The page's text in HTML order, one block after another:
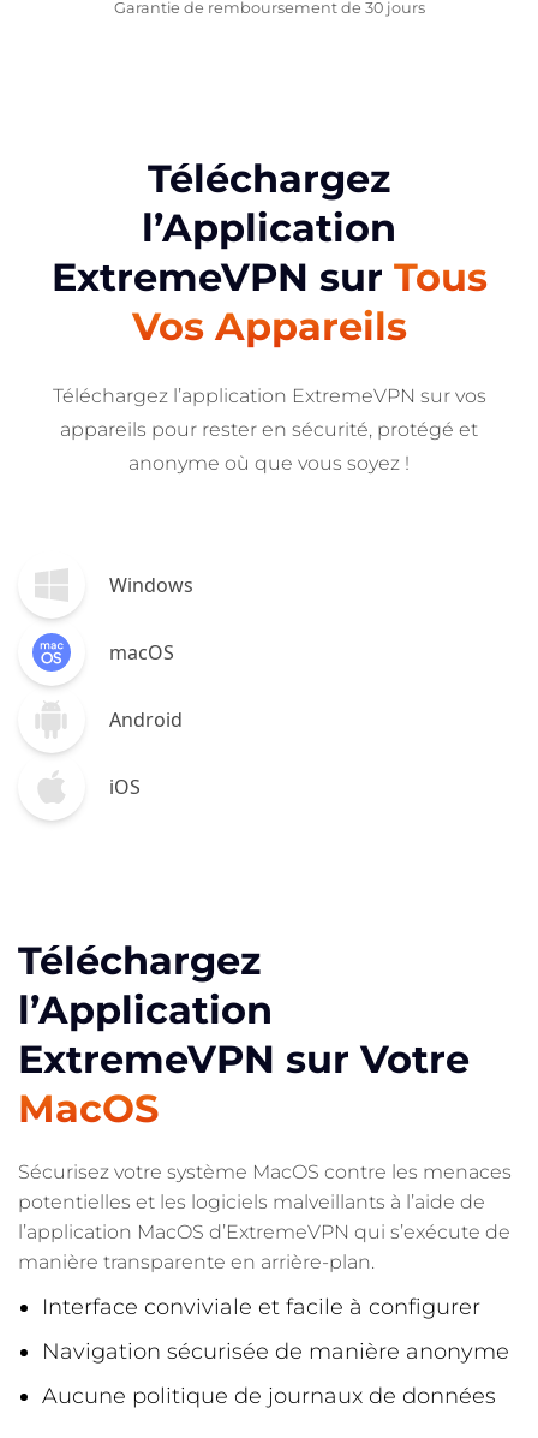
Garantie de remboursement de 30 jours
Téléchargez
l’Application
ExtremeVPN sur Tous
Vos Appareils
Téléchargez l’application ExtremeVPN sur vos
appareils pour rester en sécurité, protégé et
anonyme où que vous soyez !
Windows
macOS
Android
iOS
Téléchargez
l’Application
ExtremeVPN sur Votre
MacOS
Sécurisez votre système MacOS contre les menaces
potentielles et les logiciels malveillants à l’aide de
l’application MacOS d’ExtremeVPN qui s’exécute de
manière transparente en arrière-plan.
Interface conviviale et facile à configurer
Navigation sécurisée de manière anonyme
Aucune politique de journaux de données